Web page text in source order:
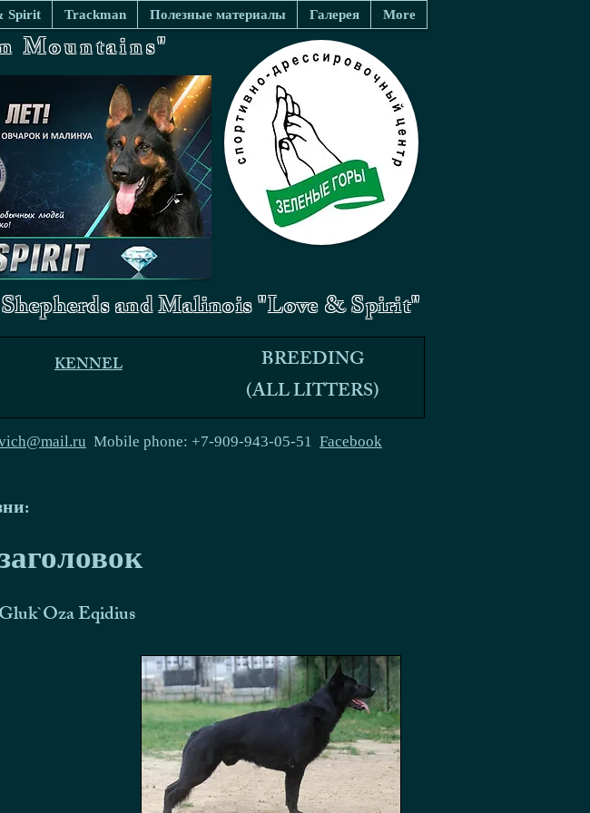
Spirit Trackman Полезные материалы Галерея More
Mountains"
and Malinois "Love & Spirit"
BREEDING
(ALL LITTERS)
KENNEL
BREEDING
(ALL LITTERS)
Mobile phone: +7-909-943-05-51 Facebook
Gluk`Oza Eqidius